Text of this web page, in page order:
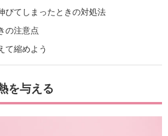
びてしまったときの対処法
の注意点
て縮めよう
を与える